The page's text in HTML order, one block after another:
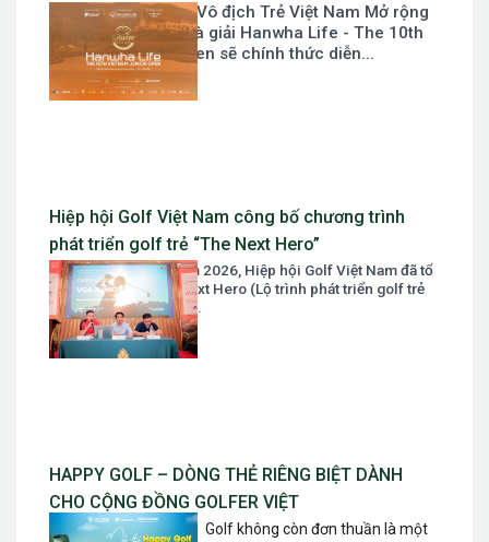
Giải Hanwha Life - Vô địch Trẻ Việt Nam Mở rộng
lần thứ 10 hay gọi là giải Hanwha Life - The 10th
Vietnam Junior Open sẽ chính thức diễn...
Hiệp hội Golf Việt Nam công bố chương trình
phát triển golf trẻ “The Next Hero”
Ngày 07 tháng 03 năm 2026, Hiệp hội Golf Việt Nam đã tổ
chức Tọa đàm The Next Hero (Lộ trình phát triển golf trẻ
trong giai đoạn mới)....
HAPPY GOLF – DÒNG THẺ RIÊNG BIỆT DÀNH
CHO CỘNG ĐỒNG GOLFER VIỆT
Golf không còn đơn thuần là một